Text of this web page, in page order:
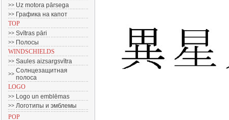
>> Uz motora pārsega
>> Графика на капот
TOP
>> Svītras pāri
>> Полосы
WINDSCHIELDS
>> Saules aizsargsvītra
>> Солнцезащитная
полоса
LOGO
>> Logo un emblēmas
>> Логотипы и эмблемы
POP